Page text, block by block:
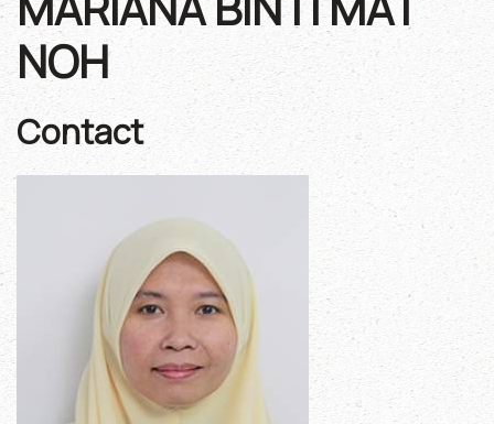
NOH
Contact